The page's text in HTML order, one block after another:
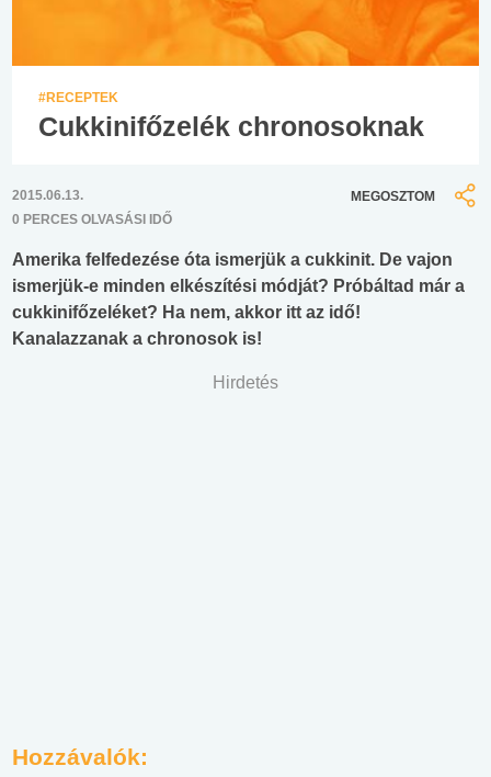
#RECEPTEK
Cukkinifőzelék chronosoknak
2015.06.13.
0 PERCES OLVASÁSI IDŐ
MEGOSZTOM
Amerika felfedezése óta ismerjük a cukkinit. De vajon
ismerjük-e minden elkészítési módját? Próbáltad már a
cukkinifőzeléket? Ha nem, akkor itt az idő!
Kanalazzanak a chronosok is!
Hirdetés
Hozzávalók: